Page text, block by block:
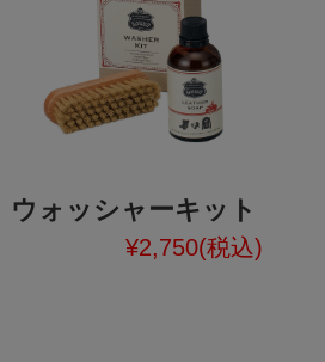
ウォッシャーキット
¥2,750(税込)